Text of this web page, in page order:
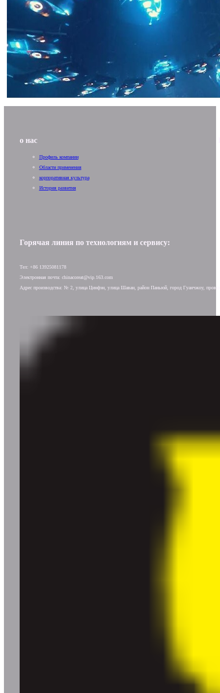
о нас
Профиль компании
Области применения
корпоративная культура
История развития
Горячая линия по технологиям и сервису:
Тел: +86 13925081178
Электронная почта: chinacoreat@vip.163.com
Адрес производства: № 2, улица Цинфэн, улица Шаван, район Паньюй, город Гуанчжоу,